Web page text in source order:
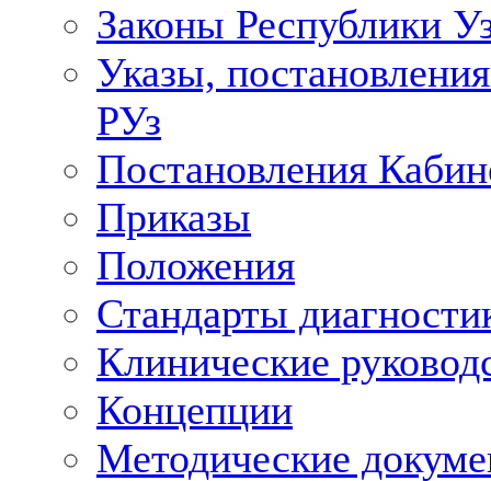
Законы Республики
Указы,
РУз
Постановления
Приказы
Положения
Стандарты
Клинические
Концепции
Методические